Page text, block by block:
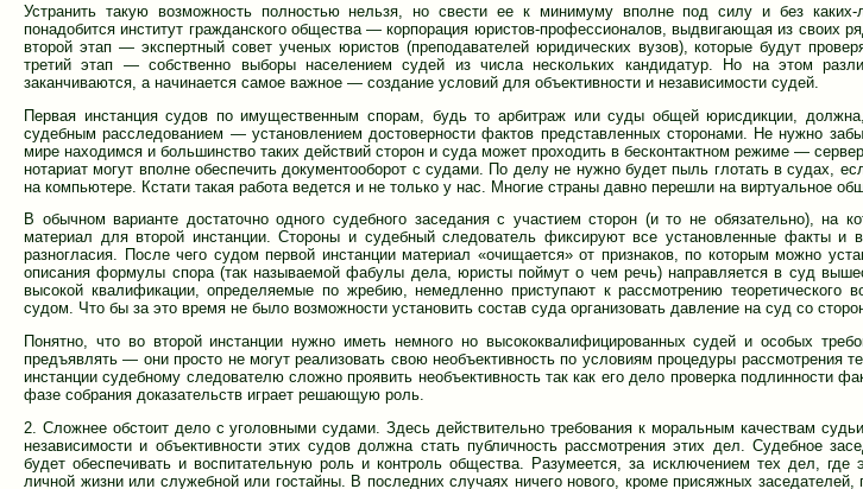
Устранить такую возможность полностью нельзя, но свести ее к минимуму вполне под силу и без
понадобится институт гражданского общества — корпорация юристов-профессионалов, выдвигающая из своих
второй этап — экспертный совет ученых юристов (преподавателей юридических вузов), которые будут
третий этап — собственно выборы населением судей из числа нескольких кандидатур. Но на этом
заканчиваются, а начинается самое важное — создание условий для объективности и независимости судей.
Первая инстанция судов по имущественным спорам, будь то арбитраж или суды общей юрисдикции,
судебным расследованием — установлением достоверности фактов представленных сторонами. Не нужно
мире находимся и большинство таких действий сторон и суда может проходить в бесконтактном режиме —
нотариат могут вполне обеспечить документооборот с судами. По делу не нужно будет пыль глотать в судах,
на компьютере. Кстати такая работа ведется и не только у нас. Многие страны давно перешли на виртуальное
В обычном варианте достаточно одного судебного заседания с участием сторон (и то не обязательно), на
материал для второй инстанции. Стороны и судебный следователь фиксируют все установленные факты и
разногласия. После чего судом первой инстанции материал «очищается» от признаков, по которым можно
описания формулы спора (так называемой фабулы дела, юристы поймут о чем речь) направляется в суд
высокой квалификации, определяемые по жребию, немедленно приступают к рассмотрению теоретического
судом. Что бы за это время не было возможности установить состав суда организовать давление на суд со
Понятно, что во второй инстанции нужно иметь немного но высококвалифицированных судей и особых
предъявлять — они просто не могут реализовать свою необъективность по условиям процедуры рассмотрения
инстанции судебному следователю сложно проявить необъективность так как его дело проверка подлинности
фазе собрания доказательств играет решающую роль.
2. Сложнее обстоит дело с уголовными судами. Здесь действительно требования к моральным качествам
независимости и объективности этих судов должна стать публичность рассмотрения этих дел. Судебное
будет обеспечивать и воспитательную роль и контроль общества. Разумеется, за исключением тех дел, где
личной жизни или служебной или гостайны. В последних случаях ничего нового, кроме присяжных